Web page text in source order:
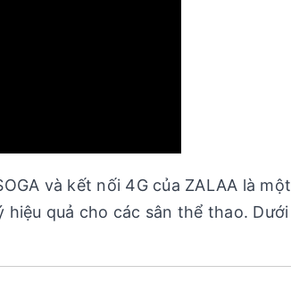
và kết nối 4G của ZALAA là một
hiệu quả cho các sân thể thao. Dưới